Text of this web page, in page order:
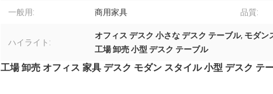
一般用: 商用家具 品質:
ハイライト:
オフィス デスク 小さな デスク テーブル, モダン
工場 卸売 小型 デスク テーブル
工場 卸売 オフィス 家具 デスク モダン スタイル 小型 デスク テ